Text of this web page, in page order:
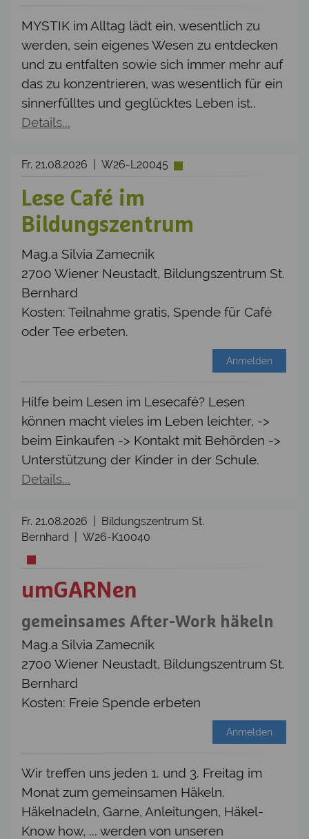
MYSTIK im Alltag lädt ein, wesentlich zu
werden, sein eigenes Wesen zu entdecken
und zu entfalten sowie sich immer mehr auf
das zu konzentrieren, was wesentlich für ein
sinnerfülltes und geglücktes Leben ist..
Details...
Fr. 21.08.2026 | W26-L20045
Lese Café im
Bildungszentrum
Mag.a Silvia Zamecnik
2700 Wiener Neustadt, Bildungszentrum St.
Bernhard
Kosten: Teilnahme gratis, Spende für Café
oder Tee erbeten.
Anmelden
Hilfe beim Lesen im Lesecafé? Lesen
können macht vieles im Leben leichter, ->
beim Einkaufen -> Kontakt mit Behörden ->
Unterstützung der Kinder in der Schule.
Details...
Fr. 21.08.2026 | Bildungszentrum St.
Bernhard | W26-K10040
umGARNen
gemeinsames After-Work häkeln
Mag.a Silvia Zamecnik
2700 Wiener Neustadt, Bildungszentrum St.
Bernhard
Kosten: Freie Spende erbeten
Anmelden
Wir treffen uns jeden 1. und 3. Freitag im
Monat zum gemeinsamen Häkeln.
Häkelnadeln, Garne, Anleitungen, Häkel-
Know how, ... werden von unseren